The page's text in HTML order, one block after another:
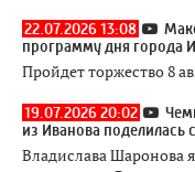
22.07.2026 13:08
программу дня города
Пройдет торжество 8
19.07.2026 20:02
из Иванова поделилась
Владислава Шаронова